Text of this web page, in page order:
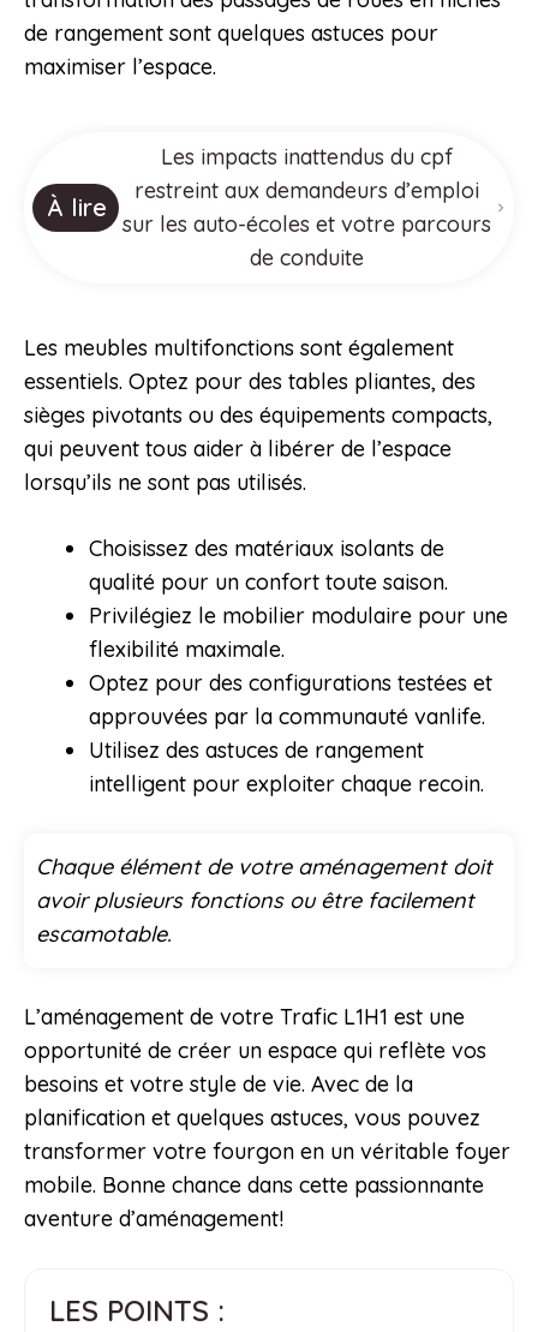
de rangement sont quelques astuces pour
maximiser l’espace.
À lire
Les impacts inattendus du cpf
restreint aux demandeurs d’emploi
sur les auto-écoles et votre parcours
de conduite
Les meubles multifonctions sont également
essentiels. Optez pour des tables pliantes, des
sièges pivotants ou des équipements compacts,
qui peuvent tous aider à libérer de l’espace
lorsqu’ils ne sont pas utilisés.
Choisissez des matériaux isolants de
qualité pour un confort toute saison.
Privilégiez le mobilier modulaire pour une
flexibilité maximale.
Optez pour des configurations testées et
approuvées par la communauté vanlife.
Utilisez des astuces de rangement
intelligent pour exploiter chaque recoin.
Chaque élément de votre aménagement doit
avoir plusieurs fonctions ou être facilement
escamotable.
L’aménagement de votre Trafic L1H1 est une
opportunité de créer un espace qui reflète vos
besoins et votre style de vie. Avec de la
planification et quelques astuces, vous pouvez
transformer votre fourgon en un véritable foyer
mobile. Bonne chance dans cette passionnante
aventure d’aménagement!
LES POINTS :